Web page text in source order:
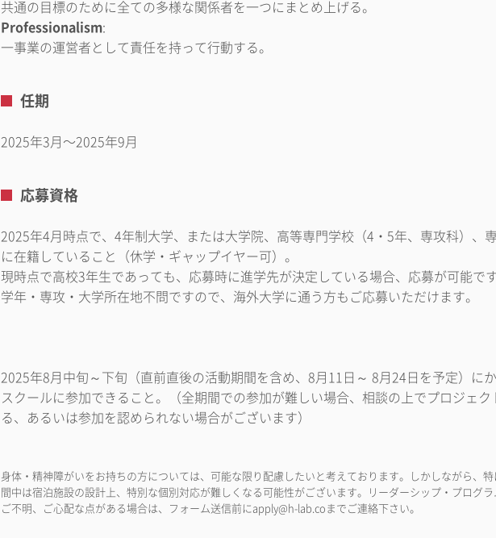
共通の目標のために全ての多様な関係者を一つにまとめ上げる。
Professionalism:
一事業の運営者として責任を持って行動する。
任期
2025年3月〜2025年9月
応募資格
2025年4月時点で、4年制大学、または大学院、高等専門学校（4・5年、専攻科）、
に在籍していること（休学・ギャップイヤー可）。
現時点で高校3年生であっても、応募時に進学先が決定している場合、応募が可能です
学年・専攻・大学所在地不問ですので、海外大学に通う方もご応募いただけます。
2025年8月中旬～下旬（直前直後の活動期間を含め、8月11日～ 8月24日を予定）に
スクールに参加できること。（全期間での参加が難しい場合、相談の上でプロジェク
る、あるいは参加を認められない場合がございます）
身体・精神障がいをお持ちの方については、可能な限り配慮したいと考えております。しかしながら、
間中は宿泊施設の設計上、特別な個別対応が難しくなる可能性がございます。リーダーシップ・プログ
ご不明、ご心配な点がある場合は、フォーム送信前にapply@h-lab.coまでご連絡下さい。